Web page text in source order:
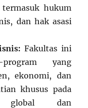
hukum
dan hak asasi
Fakultas ini
program yang
ekonomi, dan
khusus pada
global dan